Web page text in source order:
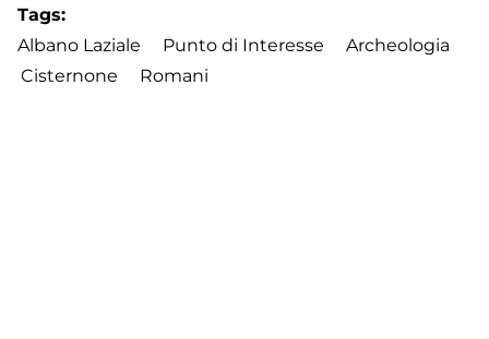
Tags
Albano Laziale
Punto di Interesse
Archeologia
Cisternone
Romani